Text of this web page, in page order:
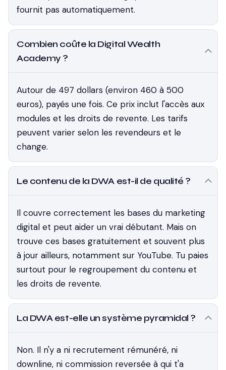
fournit pas automatiquement.
Combien coûte la Digital Wealth
Academy ?
Autour de 497 dollars (environ 460 à 500
euros), payés une fois. Ce prix inclut l'accès aux
modules et les droits de revente. Les tarifs
peuvent varier selon les revendeurs et le
change.
Le contenu de la DWA est-il de qualité ?
Il couvre correctement les bases du marketing
digital et peut aider un vrai débutant. Mais on
trouve ces bases gratuitement et souvent plus
à jour ailleurs, notamment sur YouTube. Tu paies
surtout pour le regroupement du contenu et
les droits de revente.
La DWA est-elle un système pyramidal ?
Non. Il n'y a ni recrutement rémunéré, ni
downline, ni commission reversée à qui t'a